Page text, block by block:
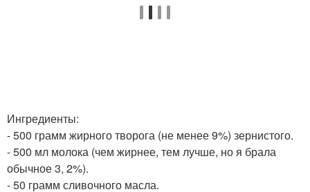
Ингредиенты:
- 500 грамм жирного творога (не менее 9%) зернистого.
- 500 мл молока (чем жирнее, тем лучше, но я брала
обычное 3, 2%).
- 50 грамм сливочного масла.